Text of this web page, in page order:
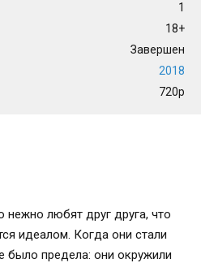
1
18+
Завершен
2018
720p
нежно любят друг друга, что
идеалом. Когда они стали
было предела: они окружили